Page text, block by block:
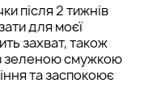
після 2 тижнів
для моєї
захват, також
зеленою смужкою
та заспокоює